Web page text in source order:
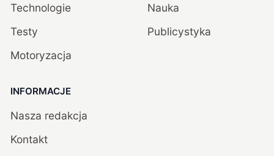
Technologie
Testy
Motoryzacja
Nauka
Publicystyka
INFORMACJE
Nasza redakcja
Kontakt